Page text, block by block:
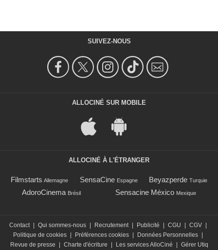
SUIVEZ-NOUS
ALLOCINÉ SUR MOBILE
ALLOCINÉ À L'ÉTRANGER
Filmstarts Allemagne SensaCine Espagne Beyazperde Turquie
AdoroCinema Brésil Sensacine México Mexique
Contact | Qui sommes-nous | Recrutement | Publicité | CGU | CGV |
Politique de cookies | Préférences cookies | Données Personnelles |
Revue de presse
| Charte d'écriture | Les services AlloCiné | Gérer Utiq